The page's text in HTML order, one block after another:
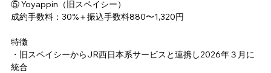
⑤ Yoyappin（旧スペイシー）
成約手数料：30%＋振込手数料880〜1,320円
特徴
・旧スペイシーからJR西日本系サービスと連携し2026年３月に
統合